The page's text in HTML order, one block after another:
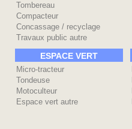
Tombereau
Compacteur
Concassage / recyclage
Travaux public autre
ESPACE VERT
Micro-tracteur
Tondeuse
Motoculteur
Espace vert autre